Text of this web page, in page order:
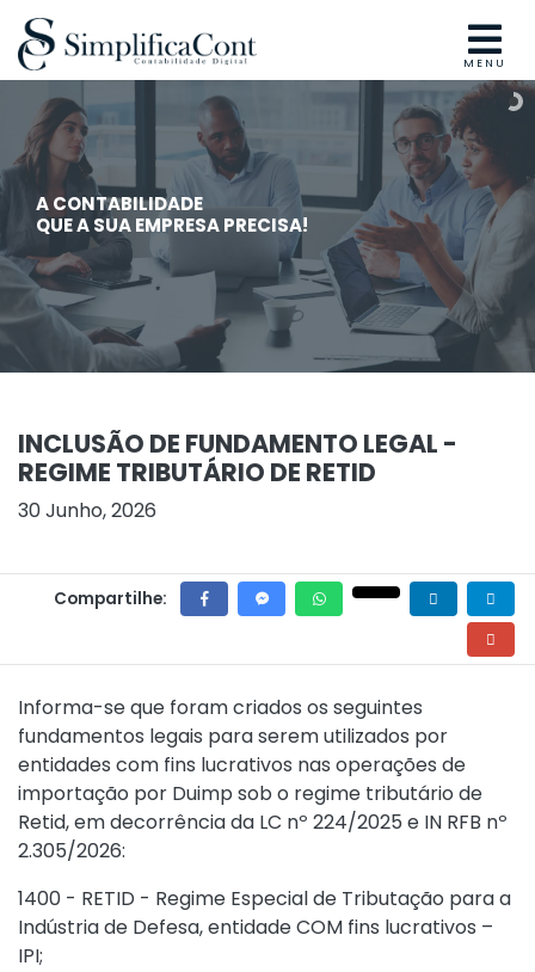
MENU
A CONTABILIDADE
QUE A SUA EMPRESA PRECISA!
INCLUSÃO DE FUNDAMENTO LEGAL -
REGIME TRIBUTÁRIO DE RETID
30 Junho, 2026
Compartilhe:
Informa-se que foram criados os seguintes
fundamentos legais para serem utilizados por
entidades com fins lucrativos nas operações de
importação por Duimp sob o regime tributário de
Retid, em decorrência da LC nº 224/2025 e IN RFB nº
2.305/2026:
1400 - RETID - Regime Especial de Tributação para a
Indústria de Defesa, entidade COM fins lucrativos –
IPI;